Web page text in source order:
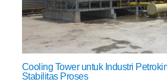
Cooling Tower untuk Industri
Stabilitas Proses